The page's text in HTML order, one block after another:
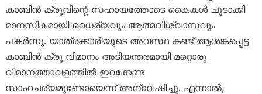
കാബിൻ ക്രൂവിന്റെ സഹായത്തോടെ കൈകൾ ചൂടാക്കി
മാനസികമായി ധൈര്യവും ആത്മവിശ്വാസവും
പകർന്നു. യാത്രക്കാരിയുടെ അവസ്ഥ കണ്ട് ആശങ്കപ്പെട്ട
കാബിൻ ക്രൂ വിമാനം അടിയന്തരമായി മറ്റൊരു
വിമാനത്താവളത്തിൽ ഇറക്കേണ്ട
സാഹചര്യമുണ്ടോയെന്ന് അന്വേഷിച്ചു. എന്നാൽ,